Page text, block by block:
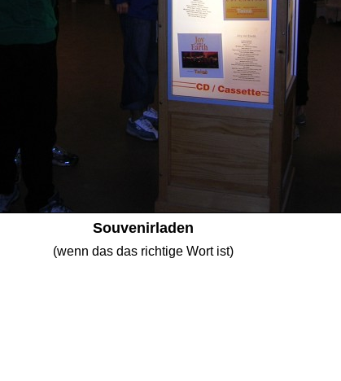
Souvenirladen
(wenn das das richtige Wort ist)